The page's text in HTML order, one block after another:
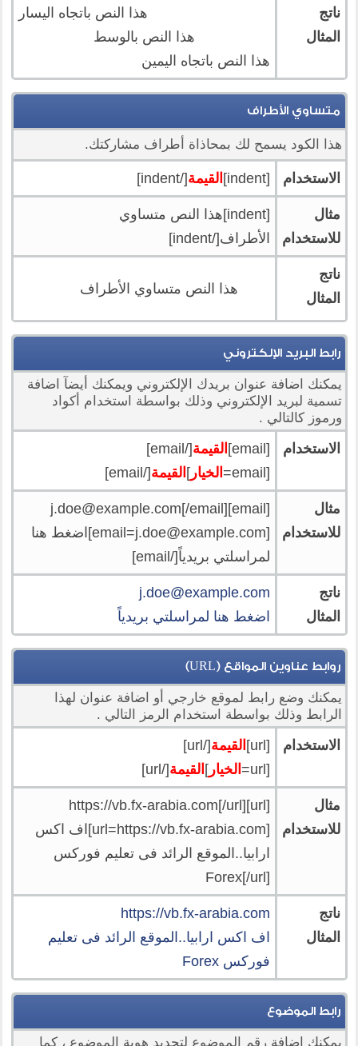
ناتج
المثال
هذا النص باتجاه اليسار
هذا النص بالوسط
هذا النص باتجاه اليمين
متساوي الأطراف
هذا الكود يسمح لك بمحاذاة أطراف مشاركتك.
الاستخدام [indent] القيمة[/indent]
مثال
للاستخدام
[indent]هذا النص متساوي
الأطراف[/indent]
ناتج
المثال
هذا النص متساوي الأطراف
رابط البريد الإلكتروني
يمكنك اضافة عنوان بريدك الإلكتروني ويمكنك أيضآ اضافة
تسمية لبريد الإلكتروني وذلك بواسطة استخدام أكواد
ورموز كالتالي .
الاستخدام [email] القيمة[/email]
[email=
الخيار] القيمة[/email]
مثال
للاستخدام
[email]
j.doe@example.com[/email]
[
email=j.doe@example.com]اضغط هنا
لمراسلتي بريدياً[/email]
ناتج
المثال
j.doe@example.com
اضغط هنا لمراسلتي بريدياً
روابط عناوين المواقع (URL)
يمكنك وضع رابط لموقع خارجي أو اضافة عنوان لهذا
الرابط وذلك بواسطة استخدام الرمز التالي .
الاستخدام [url] القيمة[/url]
[url=
الخيار] القيمة[/url]
مثال
للاستخدام
[url]https://vb.fx-arabia.com[/url]
[url=https://vb.fx-arabia.com]اف اكس
ارابيا..الموقع الرائد فى تعليم فوركس
Forex[/url]
ناتج
المثال
https://vb.fx-arabia.com
اف اكس ارابيا..الموقع الرائد فى تعليم
فوركس Forex
رابط الموضوع
يمكنك اضافة رقم الموضوع لتحديد هوية الموضوع ، كما